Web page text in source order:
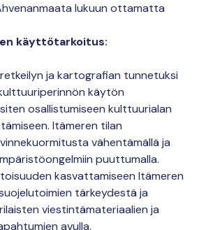
lukuun ottamatta
käyttötarkoitus:
ja kartografian tunnetuksi
käytön
osallistumiseen kulttuurialan
Itämeren tilan
vähentämällä ja
puuttumalla.
kasvattamiseen Itämeren
tärkeydestä ja
viestintämateriaalien ja
avulla.